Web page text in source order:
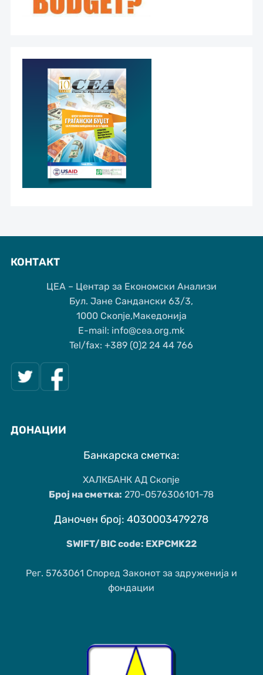
КОНТАКТ
ЦЕА – Центар за Економски Анализи
Бул. Јане Сандански 63/3,
1000 Скопје,Македонија
Е-mail: info@cea.org.mk
Tel/fax: +389 (0)2 24 44 766
ДОНАЦИИ
Банкарска сметка:
ХАЛКБАНК АД Скопје
Број на сметка: 270-0576306101-78
Даночен број: 4030003479278
SWIFT/BIC code: EXPCMK22
Рег. 5763061 Според Законот за здруженија и
фондации